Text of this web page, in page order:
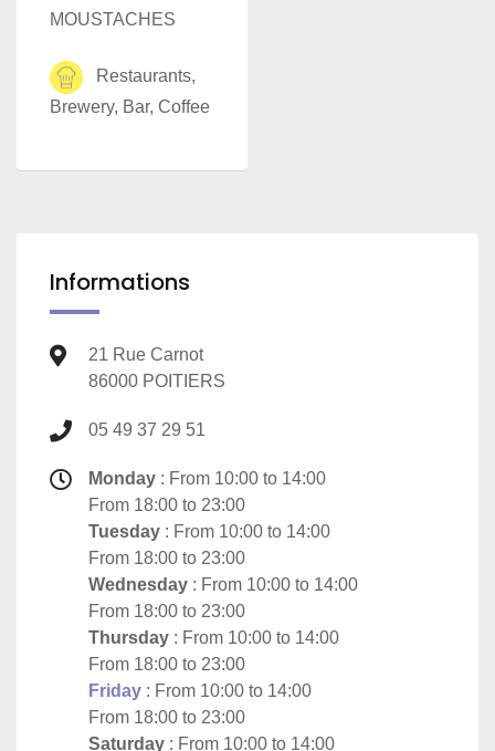
MOUSTACHES
Restaurants,
Brewery, Bar, Coffee
Informations
21 Rue Carnot
86000 POITIERS
05 49 37 29 51
Monday : From 10:00 to 14:00
From 18:00 to 23:00
Tuesday : From 10:00 to 14:00
From 18:00 to 23:00
Wednesday : From 10:00 to 14:00
From 18:00 to 23:00
Thursday : From 10:00 to 14:00
From 18:00 to 23:00
Friday : From 10:00 to 14:00
From 18:00 to 23:00
Saturday : From 10:00 to 14:00